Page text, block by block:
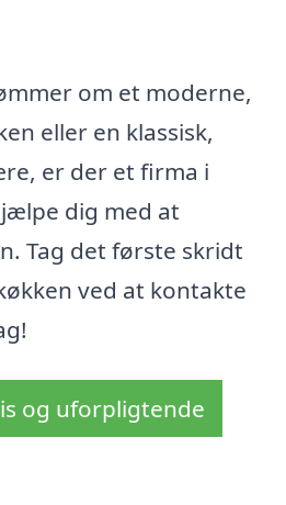
om et moderne,
eller en klassisk,
er der et firma i
dig med at
Tag det første skridt
ved at kontakte
og uforpligtende